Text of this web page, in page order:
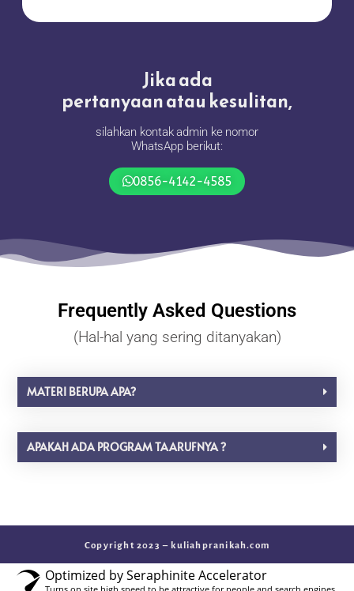
Jika ada
pertanyaan atau kesulitan,
silahkan kontak admin ke nomor
WhatsApp berikut:
0856-4142-4585
Frequently Asked Questions
(Hal-hal yang sering ditanyakan)
MATERI BERUPA APA?
APAKAH ADA PROGRAM TAARUFNYA ?
Copyright 2023 – kuliahpranikah.com
Optimized by Seraphinite Accelerator